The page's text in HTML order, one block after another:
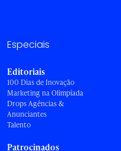
Especiais
Editoriais
100 Dias de Inovação
Marketing na Olimpíada
Drops Agências &
Anunciantes
Talento
Patrocinados